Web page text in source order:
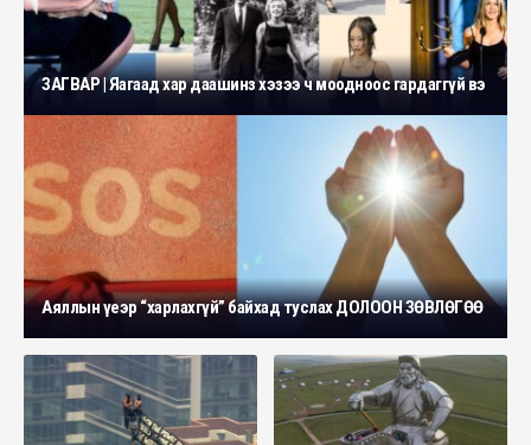
ЗАГВАР | Яагаад хар даашинз хэзээ ч моодноос гардаггүй вэ
Аяллын үеэр “харлахгүй” байхад туслах ДОЛООН ЗӨВЛӨГӨӨ